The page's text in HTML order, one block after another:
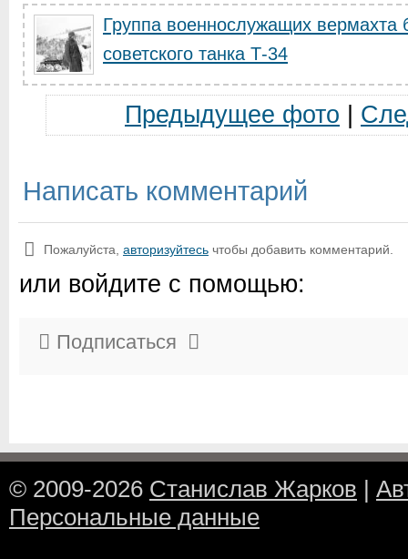
Группа военнослужащих вермахта
советского танка Т-34
Предыдущее фото
Написать комментарий
Пожалуйста, авторизуйтесь чтобы добавить комментарий.
или войдите с помощью:
Подписаться
© 2009-2026 Станислав Жарков |
Персональные данные